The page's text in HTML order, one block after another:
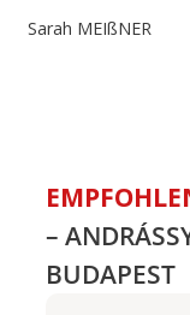
Sarah MEIßNER
–
BUDAPEST